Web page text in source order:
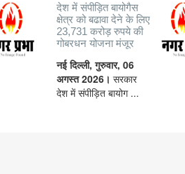
देश में संपीड़ित बायोगैस
क्षेत्र को बढावा देने के लिए
23,731 करोड़ रुपये की
गोबरधन योजना मंजूर
नई दिल्ली, गुरुवार, 06
अगस्त 2026।सरकार
देश में संपीड़ित बायोग ...